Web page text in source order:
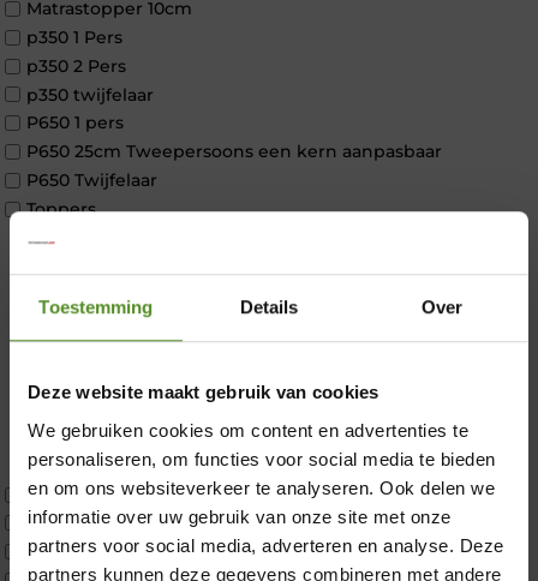
Toestemming Details Over
Deze website maakt gebruik van cookies
We gebruiken cookies om content en advertenties te
personaliseren, om functies voor social media te bieden
en om ons websiteverkeer te analyseren. Ook delen we
informatie over uw gebruik van onze site met onze
partners voor social media, adverteren en analyse. Deze
partners kunnen deze gegevens combineren met andere
Matrastopper 10cm
p350 1 Pers
p350 2 Pers
p350 twijfelaar
P650 1 pers
P650 25cm Tweepersoons een kern aanpasbaar
P650 Twijfelaar
Toppers
Maatvoering
2 personen split
Latex
Traagschuim
Tweepersoons 1 kern
Tweepersoons 1 kern product
Tweepersoons 2 kernen
×